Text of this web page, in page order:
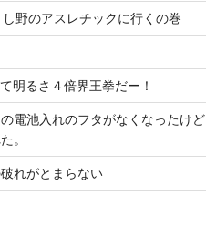
野のアスレチックに行くの巻
明るさ４倍界王拳だー！
電池入れのフタがなくなったけど
。
れがとまらない